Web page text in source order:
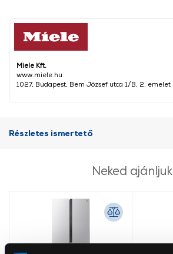
Miele Kft.
www.miele.hu
1027, Budapest, Bem József utca 1/B, 2. emelet
Részletes ismertető
Neked ajánljuk